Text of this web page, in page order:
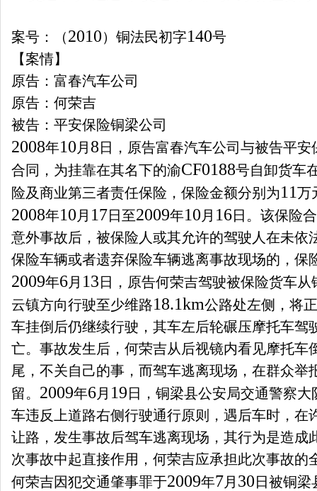
案号：（2010）铜法民初字140号
【案情】
原告：富春汽车公司
原告：何荣吉
被告：平安保险铜梁公司
2008年10 月 8 日
，原告富春汽车公司与被告平
合同，为挂靠在其名下的渝CF0188号自卸货车
险及商业第三者责任保险，保险金额分别为11万
2008年10 月 17日 至2009年10 月 16日 。该保险
意外事故后，被保险人或其允许的驾驶人在未依
保险车辆或者遗弃保险车辆逃离事故现场的，保
2009年6月 13 日
，原告何荣吉驾驶被保险货车
云镇方向行驶至少维路18.1km公路处左侧，将
车挂倒后仍继续行驶，其车左后轮碾压摩托车驾
亡。事故发生后，何荣吉从后视镜内看见摩托车
尾，不关自己的事，而驾车逃离现场，在群众举
留。 2009年6月 19 日
，铜梁县公安局交通警察
车违反上道路右侧行驶通行原则，遇后车时，在
让路，发生事故后驾车逃离现场，其行为是造成
次事故中起直接作用，何荣吉应承担此次事故的
何荣吉因犯交通肇事罪于2009年7月 30 日 被铜梁